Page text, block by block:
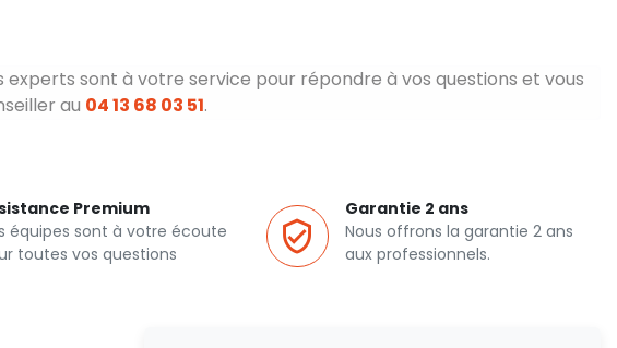
experts sont à votre service pour répondre à vos questions et vous
au 04 13 68 03 51.
Premium
équipes sont à votre écoute
toutes vos questions
Garantie 2 ans
Nous offrons la garantie 2 ans
aux professionnels.